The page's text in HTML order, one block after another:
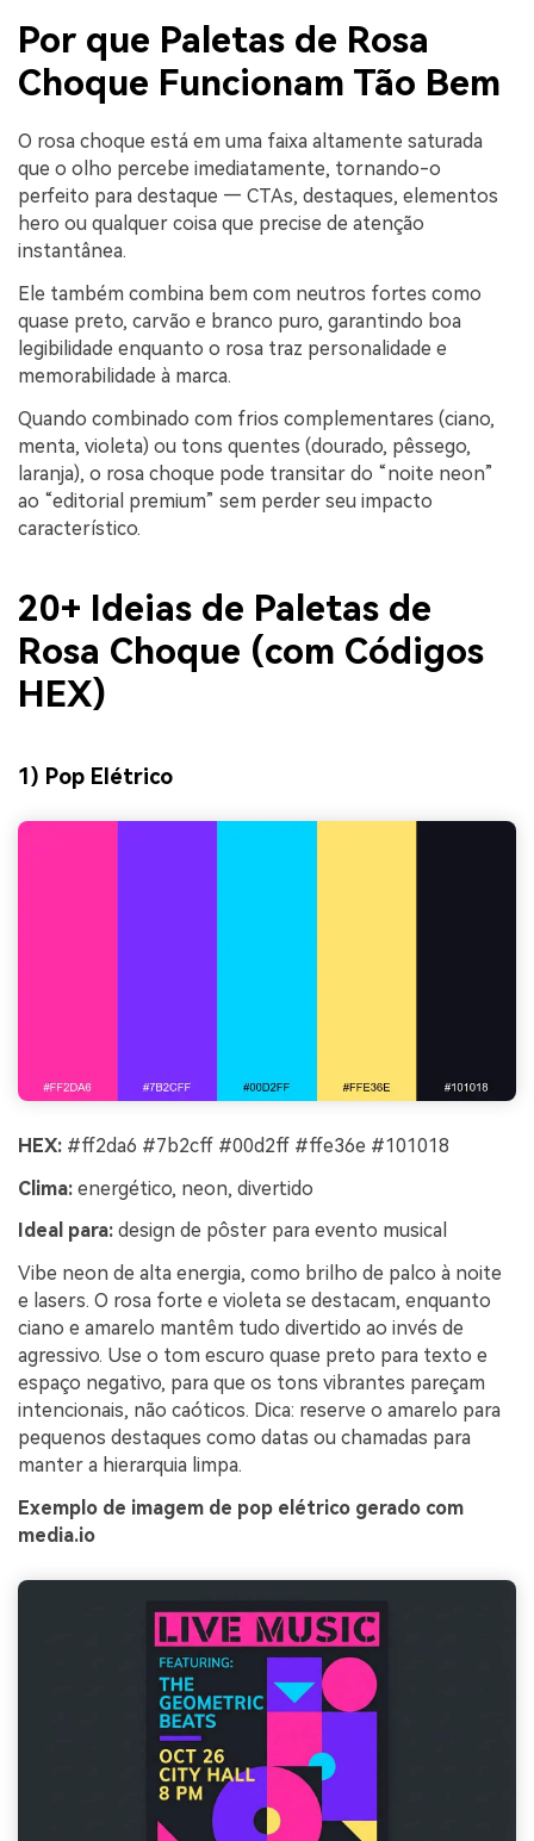
Por que Paletas de Rosa
Choque Funcionam Tão Bem
O rosa choque está em uma faixa altamente saturada
que o olho percebe imediatamente, tornando-o
perfeito para destaque — CTAs, destaques, elementos
hero ou qualquer coisa que precise de atenção
instantânea.
Ele também combina bem com neutros fortes como
quase preto, carvão e branco puro, garantindo boa
legibilidade enquanto o rosa traz personalidade e
memorabilidade à marca.
Quando combinado com frios complementares (ciano,
menta, violeta) ou tons quentes (dourado, pêssego,
laranja), o rosa choque pode transitar do “noite neon”
ao “editorial premium” sem perder seu impacto
característico.
20+ Ideias de Paletas de
Rosa Choque (com Códigos
HEX)
1) Pop Elétrico
HEX: #ff2da6 #7b2cff #00d2ff #ffe36e #101018
Clima: energético, neon, divertido
Ideal para: design de pôster para evento musical
Vibe neon de alta energia, como brilho de palco à noite
e lasers. O rosa forte e violeta se destacam, enquanto
ciano e amarelo mantêm tudo divertido ao invés de
agressivo. Use o tom escuro quase preto para texto e
espaço negativo, para que os tons vibrantes pareçam
intencionais, não caóticos. Dica: reserve o amarelo para
pequenos destaques como datas ou chamadas para
manter a hierarquia limpa.
Exemplo de imagem de pop elétrico gerado com
media.io